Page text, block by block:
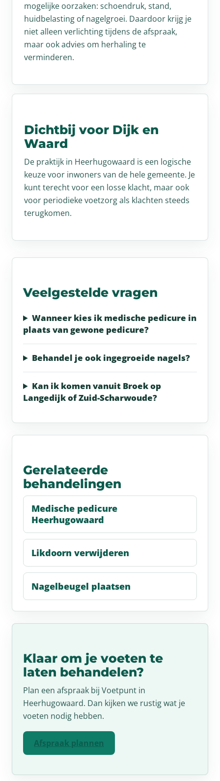
mogelijke oorzaken: schoendruk, stand,
huidbelasting of nagelgroei. Daardoor krijg je
niet alleen verlichting tijdens de afspraak,
maar ook advies om herhaling te
verminderen.
Dichtbij voor Dijk en
Waard
De praktijk in Heerhugowaard is een logische
keuze voor inwoners van de hele gemeente. Je
kunt terecht voor een losse klacht, maar ook
voor periodieke voetzorg als klachten steeds
terugkomen.
Veelgestelde vragen
Wanneer kies ik medische pedicure in
plaats van gewone pedicure?
Behandel je ook ingegroeide nagels?
Kan ik komen vanuit Broek op
Langedijk of Zuid-Scharwoude?
Gerelateerde
behandelingen
Medische pedicure
Heerhugowaard
Likdoorn verwijderen
Nagelbeugel plaatsen
Klaar om je voeten te
laten behandelen?
Plan een afspraak bij Voetpunt in
Heerhugowaard. Dan kijken we rustig wat je
voeten nodig hebben.
Afspraak plannen